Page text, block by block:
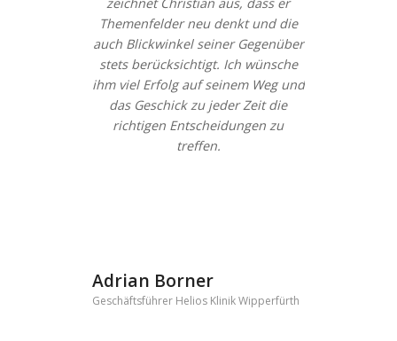
Themenfelder neu denkt und die
auch Blickwinkel seiner Gegenüber
stets berücksichtigt. Ich wünsche
ihm viel Erfolg auf seinem Weg und
das Geschick zu jeder Zeit die
richtigen Entscheidungen zu
treffen.
Adrian Borner
Geschäftsführer Helios Klinik Wipperfürth